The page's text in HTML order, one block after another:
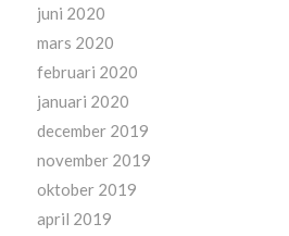
juni 2020
mars 2020
februari 2020
januari 2020
december 2019
november 2019
oktober 2019
april 2019